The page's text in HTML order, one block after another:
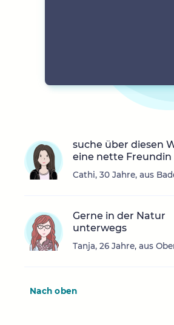
suche über diesen
eine nette Freundin
Cathi, 30 Jahre, aus
Gerne in der Natur
unterwegs
Tanja, 26 Jahre, aus
Nach oben